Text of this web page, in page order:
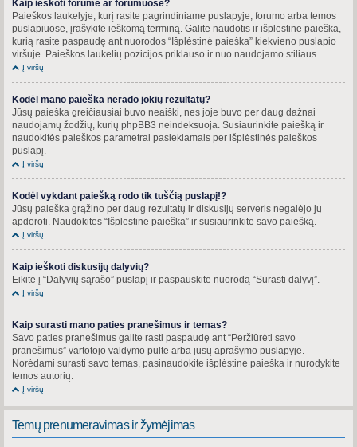
Kaip ieškoti forume ar forumuose?
Paieškos laukelyje, kurį rasite pagrindiniame puslapyje, forumo arba temos
puslapiuose, įrašykite ieškomą terminą. Galite naudotis ir išplėstine paieška,
kurią rasite paspaudę ant nuorodos “Išplėstinė paieška” kiekvieno puslapio
viršuje. Paieškos laukelių pozicijos priklauso ir nuo naudojamo stiliaus.
Į viršų
Kodėl mano paieška nerado jokių rezultatų?
Jūsų paieška greičiausiai buvo neaiški, nes joje buvo per daug dažnai
naudojamų žodžių, kurių phpBB3 neindeksuoja. Susiaurinkite paiešką ir
naudokitės paieškos parametrai pasiekiamais per išplėstinės paieškos
puslapį.
Į viršų
Kodėl vykdant paiešką rodo tik tuščią puslapį!?
Jūsų paieška grąžino per daug rezultatų ir diskusijų serveris negalėjo jų
apdoroti. Naudokitės “Išplėstine paieška” ir susiaurinkite savo paiešką.
Į viršų
Kaip ieškoti diskusijų dalyvių?
Eikite į “Dalyvių sąrašo” puslapį ir paspauskite nuorodą “Surasti dalyvį”.
Į viršų
Kaip surasti mano paties pranešimus ir temas?
Savo paties pranešimus galite rasti paspaudę ant “Peržiūrėti savo
pranešimus” vartotojo valdymo pulte arba jūsų aprašymo puslapyje.
Norėdami surasti savo temas, pasinaudokite išplėstine paieška ir nurodykite
temos autorių.
Į viršų
Temų prenumeravimas ir žymėjimas